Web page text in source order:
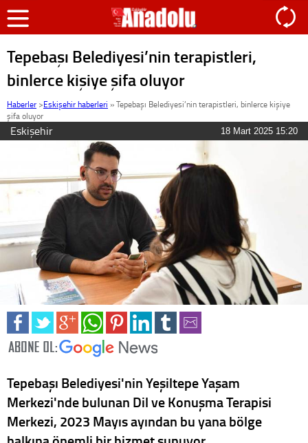
Tepebaşı Belediyesi’nin terapistleri,
binlerce kişiye şifa oluyor
Haberler >Eskişehir haberleri »Tepebaşı Belediyesi’nin terapistleri, binlerce kişiye
şifa oluyor
Eskişehir 18 Mart 2025 15:20
Tepebaşı Belediyesi'nin Yeşiltepe Yaşam
Merkezi'nde bulunan Dil ve Konuşma Terapisi
Merkezi, 2023 Mayıs ayından bu yana bölge